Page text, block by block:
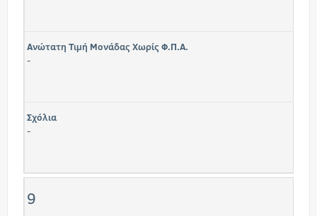
Ανώτατη Τιμή Μονάδας Χωρίς Φ.Π.Α.
-
Σχόλια
-
9